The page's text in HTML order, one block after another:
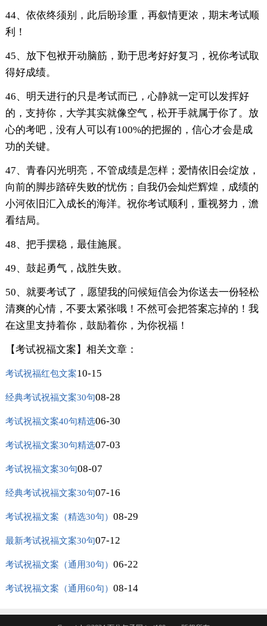
44、依依终须别，此后盼珍重，再叙情更浓，期末考试顺
利！
45、放下包袱开动脑筋，勤于思考好好复习，祝你考试取
得好成绩。
46、明天进行的只是考试而已，心静就一定可以发挥好
的，支持你，大学其实就像空气，松开手就属于你了。放
心的考吧，没有人可以有100%的把握的，信心才会是成
功的关键。
47、青春闪光明亮，不管成绩是怎样；爱情依旧会绽放，
向前的脚步踏碎失败的忧伤；自我仍会灿烂辉煌，成绩的
小河依旧汇入成长的海洋。祝你考试顺利，重视努力，澹
看结局。
48、把手摆稳，最佳施展。
49、鼓起勇气，战胜失败。
50、就要考试了，愿望我的问候短信会为你送去一份轻松
清爽的心情，不要太紧张哦！不然可会把答案忘掉的！我
在这里支持着你，鼓励着你，为你祝福！
【考试祝福文案】相关文章：
考试祝福红包文案10-15
经典考试祝福文案30句08-28
考试祝福文案40句精选06-30
考试祝福文案30句精选07-03
考试祝福文案30句08-07
经典考试祝福文案30句07-16
考试祝福文案（精选30句） 08-29
最新考试祝福文案30句07-12
考试祝福文案（通用30句） 06-22
考试祝福文案（通用60句） 08-14